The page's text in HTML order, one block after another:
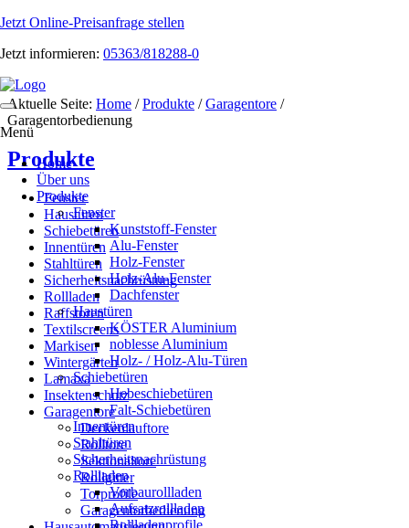
Jetzt Online-Preisanfrage stellen
Jetzt informieren: 05363/818288-0
Toggle
navigation
Menü
Home
Über uns
Produkte
Fenster
Kunststoff-Fenster
Alu-Fenster
Holz-Fenster
Holz-Alu-Fenster
Dachfenster
Haustüren
KÖSTER Aluminium
noblesse Aluminium
Holz- / Holz-Alu-Türen
Schiebetüren
Hebeschiebetüren
Falt-Schiebetüren
Innentüren
Stahltüren
Sicherheitsnachrüstung
Rollladen
Vorbaurollladen
Aufsatzrollladen
Rollladenprofile
Aktuelle Seite: Home /Produkte /Garagentore /
Garagentorbedienung
Produkte
Fenster
Haustüren
Schiebetüren
Innentüren
Stahltüren
Sicherheitsnachrüstung
Rollladen
Raffstoren
Textilscreens
Markisen
Wintergärten
Lamaxa
Insektenschutz
Garagentore
Deckenlauftore
Rolltore
Sektionaltore
Rollgitter
Torprofile
Garagentorbedienung